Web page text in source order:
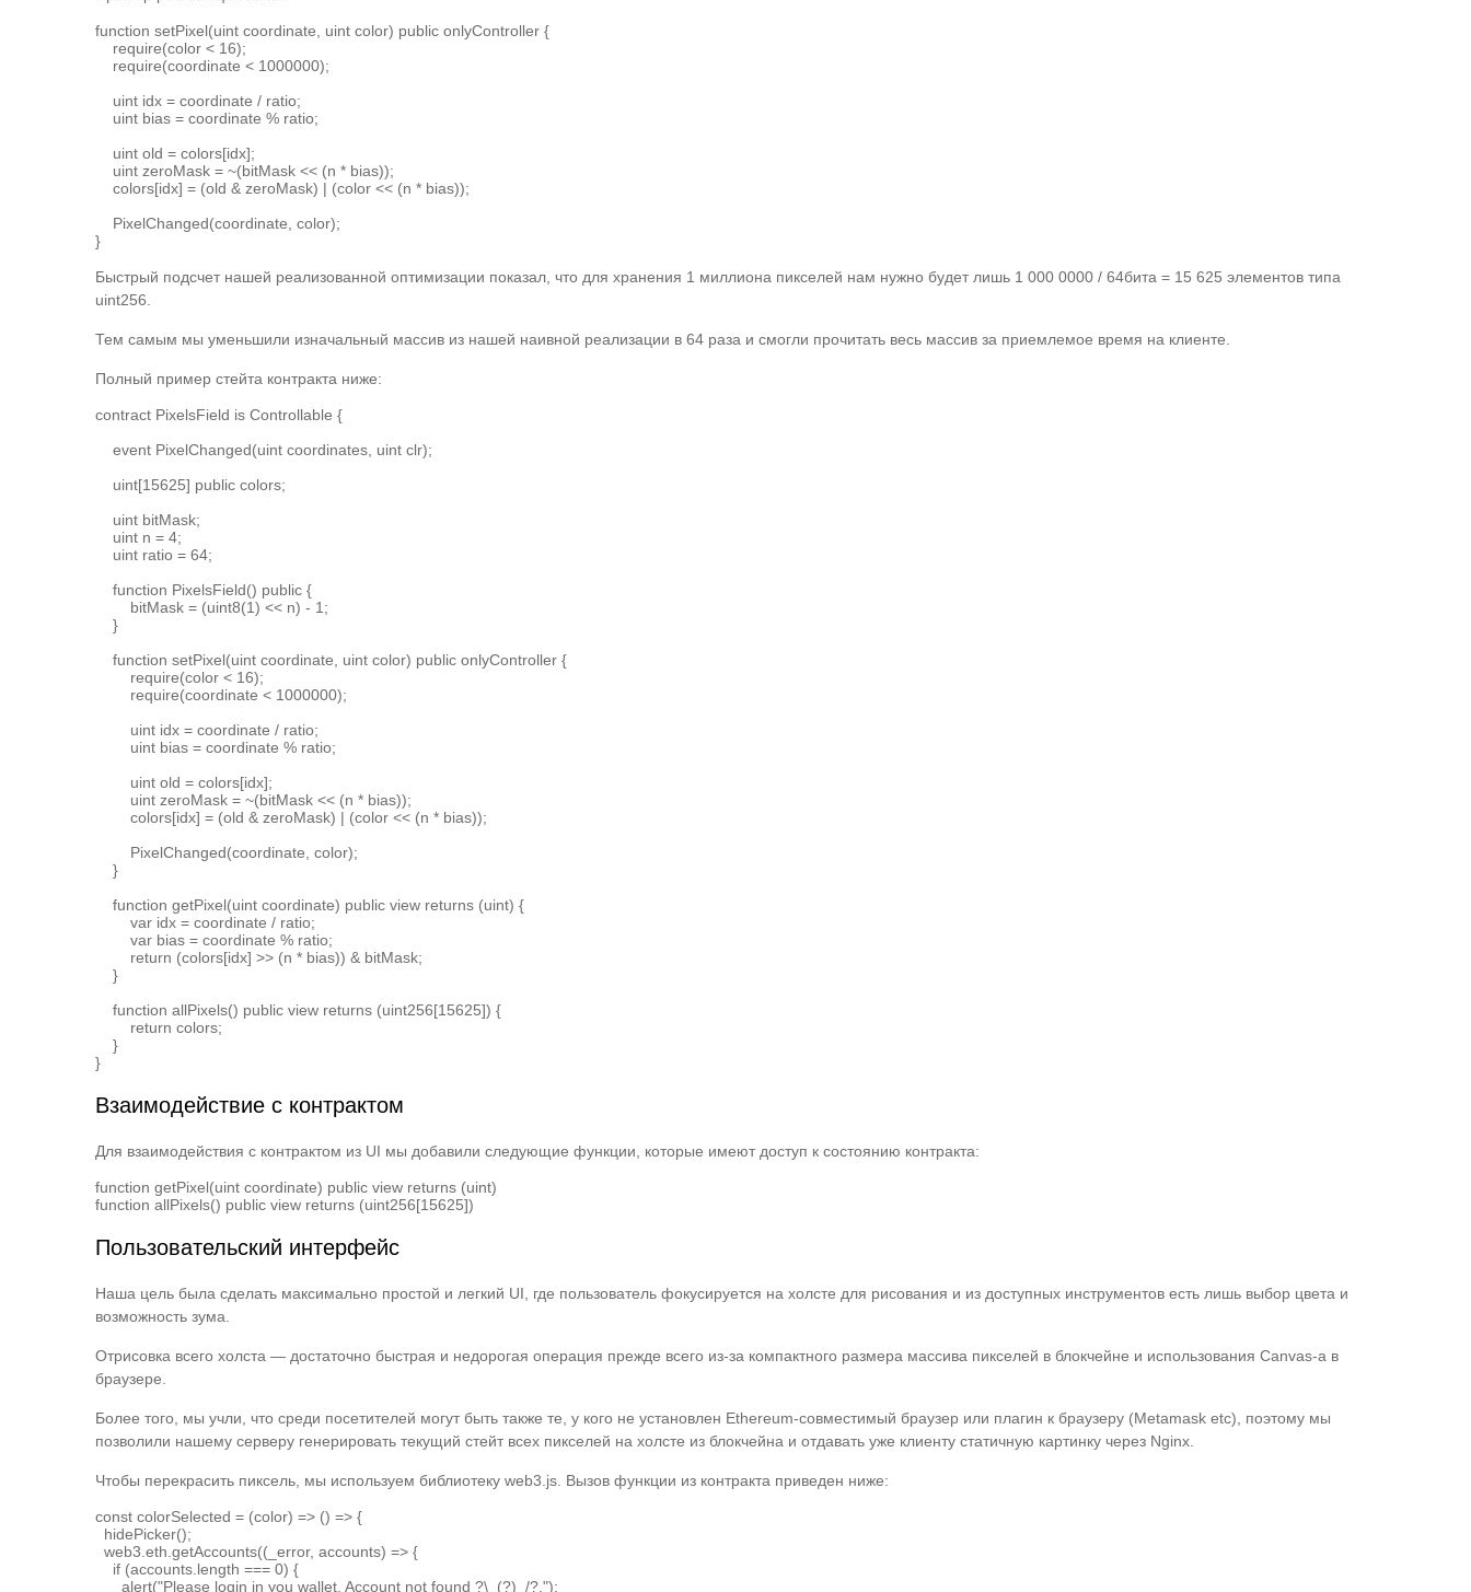
function setPixel(uint coordinate, uint color) public onlyController {
    require(color < 16);
    require(coordinate < 1000000);
    uint idx = coordinate / ratio;
    uint bias = coordinate % ratio;
    uint old = colors[idx];
    uint zeroMask = ~(bitMask << (n * bias));
    colors[idx] = (old & zeroMask) | (color << (n * bias));
    PixelChanged(coordinate, color);
}
Быстрый подсчет нашей реализованной оптимизации показал, что для хранения 1 миллиона пикселей нам нужно будет лишь 1 000 0000 / 64бита = 15 625 элементов типа
uint256.
Тем самым мы уменьшили изначальный массив из нашей наивной реализации в 64 раза и смогли прочитать весь массив за приемлемое время на клиенте.
Полный пример стейта контракта ниже:
contract PixelsField is Controllable {
    event PixelChanged(uint coordinates, uint clr);
    uint[15625] public colors;
    uint bitMask;
    uint n = 4;
    uint ratio = 64;
    function PixelsField() public {
        bitMask = (uint8(1) << n) - 1;
    }
    function setPixel(uint coordinate, uint color) public onlyController {
        require(color < 16);
        require(coordinate < 1000000);
        uint idx = coordinate / ratio;
        uint bias = coordinate % ratio;
        uint old = colors[idx];
        uint zeroMask = ~(bitMask << (n * bias));
        colors[idx] = (old & zeroMask) | (color << (n * bias));
        PixelChanged(coordinate, color);
    }
    function getPixel(uint coordinate) public view returns (uint) {
        var idx = coordinate / ratio;
        var bias = coordinate % ratio;
        return (colors[idx] >> (n * bias)) & bitMask;
    }
    function allPixels() public view returns (uint256[15625]) {
        return colors;
    }
Взаимодействие с контрактом
Для взаимодействия с контрактом из UI мы добавили следующие функции, которые имеют доступ к состоянию контракта:
function getPixel(uint coordinate) public view returns (uint)
Пользовательский интерфейс
Наша цель была сделать максимально простой и легкий UI, где пользователь фокусируется на холсте для рисования и из доступных инструментов есть лишь выбор цвета и
возможность зума.
Отрисовка всего холста — достаточно быстрая и недорогая операция прежде всего из-за компактного размера массива пикселей в блокчейне и использования Canvas-а в
браузере.
Более того, мы учли, что среди посетителей могут быть также те, у кого не установлен Ethereum-совместимый браузер или плагин к браузеру (Metamask etc), поэтому мы
позволили нашему серверу генерировать текущий стейт всех пикселей на холсте из блокчейна и отдавать уже клиенту статичную картинку через Nginx.
Чтобы перекрасить пиксель, мы используем библиотеку web3.js. Вызов функции из контракта приведен ниже:
const colorSelected = (color) => () => {
  hidePicker();
  web3.eth.getAccounts((_error, accounts) => {
    if (accounts.length === 0) {
      alert("Please login in you wallet. Account not found ?\_(?)_/?.");